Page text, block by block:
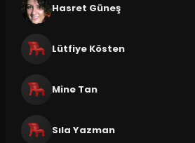
Hasret Güneş
Lütfiye Kösten
Mine Tan
Sıla Yazman